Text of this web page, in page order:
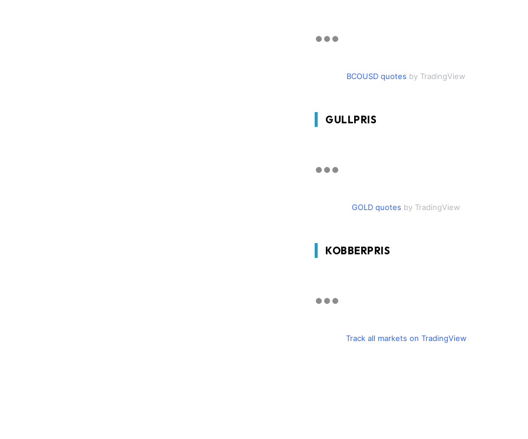
BCOUSD quotes by TradingView
GULLPRIS
GOLD quotes by TradingView
KOBBERPRIS
Track all markets on TradingView